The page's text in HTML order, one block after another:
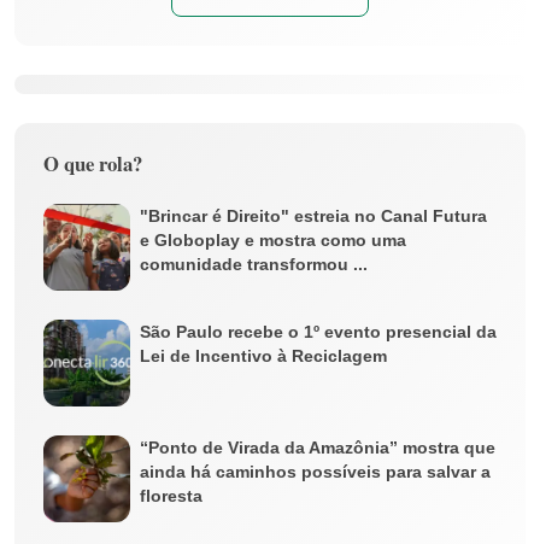
O que rola?
"Brincar é Direito" estreia no Canal Futura
e Globoplay e mostra como uma
comunidade transformou ...
São Paulo recebe o 1º evento presencial da
Lei de Incentivo à Reciclagem
“Ponto de Virada da Amazônia” mostra que
ainda há caminhos possíveis para salvar a
floresta